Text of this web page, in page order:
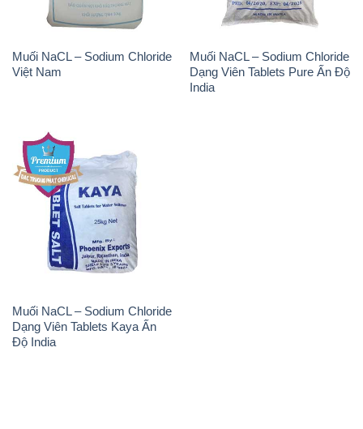
Muối NaCL – Sodium Chloride
Việt Nam
Muối NaCL – Sodium Chloride
Dạng Viên Tablets Pure Ấn Độ
India
Muối NaCL – Sodium Chloride
Dạng Viên Tablets Kaya Ấn
Độ India